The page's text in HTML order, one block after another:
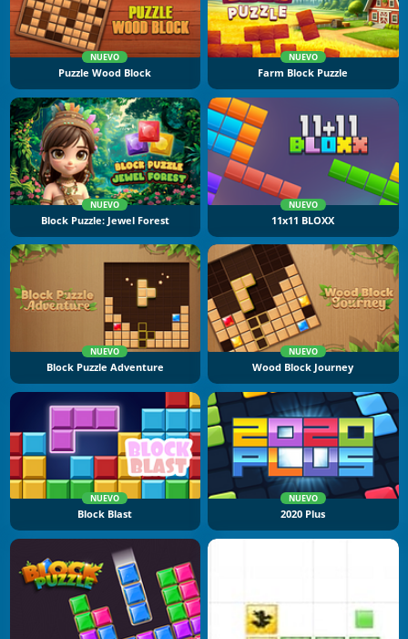
NUEVO
Puzzle Wood Block
NUEVO
Farm Block Puzzle
NUEVO
Block Puzzle: Jewel Forest
NUEVO
11x11 BLOXX
NUEVO
Block Puzzle Adventure
NUEVO
Wood Block Journey
NUEVO
Block Blast
NUEVO
2020 Plus